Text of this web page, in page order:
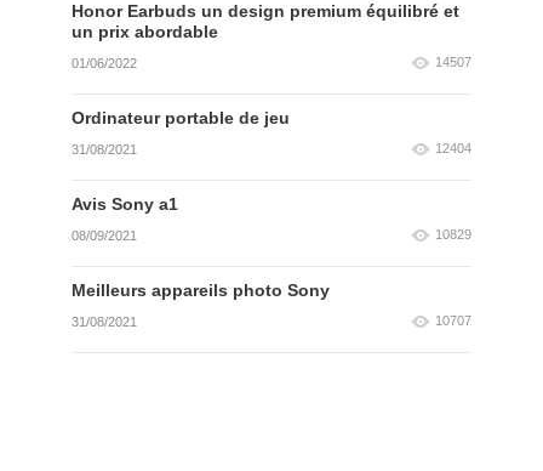
Honor Earbuds un design premium équilibré et
un prix abordable
01/06/2022 14507
Ordinateur portable de jeu
31/08/2021 12404
Avis Sony a1
08/09/2021 10829
Meilleurs appareils photo Sony
31/08/2021 10707